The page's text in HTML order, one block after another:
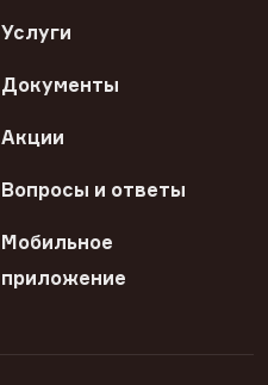
Услуги
Документы
Акции
Вопросы и ответы
Мобильное
приложение